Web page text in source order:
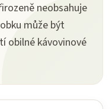
neobsahuje
může být
obilné kávovinové